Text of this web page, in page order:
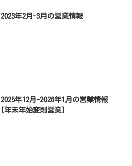
2023年2月-3月の営業情報
2025年12月-2026年1月の営業情報
[年末年始変則営業]